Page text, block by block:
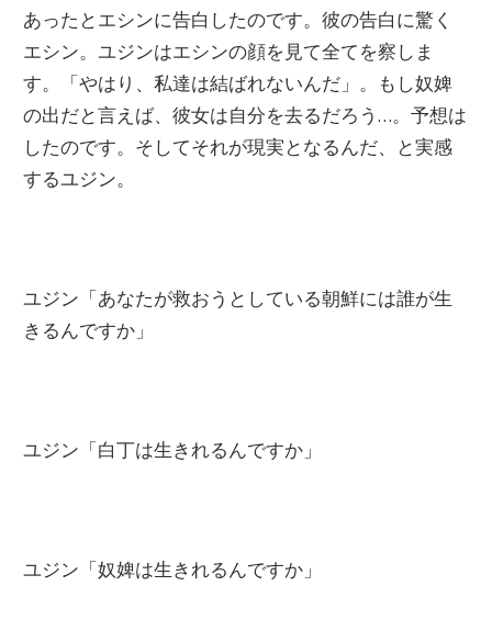
あったとエシンに告白したのです。彼の告白に驚く
エシン。ユジンはエシンの顔を見て全てを察しま
す。「やはり、私達は結ばれないんだ」。もし奴婢
の出だと言えば、彼女は自分を去るだろう…。予想は
したのです。そしてそれが現実となるんだ、と実感
するユジン。
ユジン「あなたが救おうとしている朝鮮には誰が生
きるんですか」
ユジン「白丁は生きれるんですか」
ユジン「奴婢は生きれるんですか」